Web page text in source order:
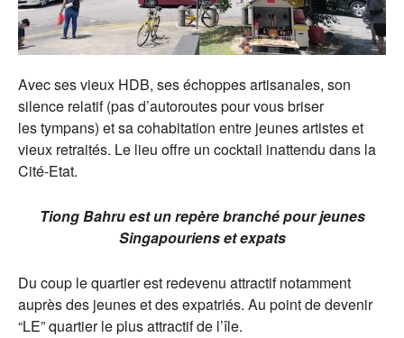
Avec ses vieux HDB, ses échoppes artisanales, son
silence relatif (pas d’autoroutes pour vous briser
les tympans) et sa cohabitation entre jeunes artistes et
vieux retraités. Le lieu offre un cocktail inattendu dans la
Cité-Etat.
Tiong Bahru est un repère branché pour jeunes
Singapouriens et expats
Du coup le quartier est redevenu attractif notamment
auprès des jeunes et des expatriés. Au point de devenir
“LE” quartier le plus attractif de l’île.